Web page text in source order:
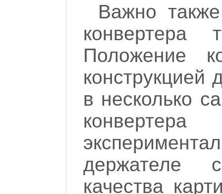
Важно
Положение
конструкцией
в несколько
держателе
качества